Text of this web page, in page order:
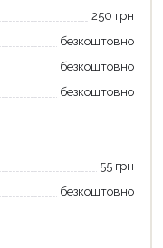
250 грн
безкоштовно
безкоштовно
безкоштовно
55 грн
безкоштовно